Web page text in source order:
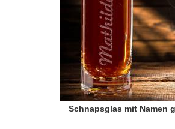
Schnapsglas mit Namen